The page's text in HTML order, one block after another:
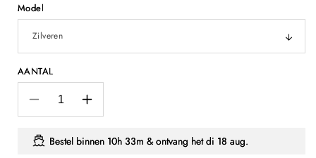
Model
AANTAL
Aantal
verlagen
voor
Hanger
Aantal
verhogen
voor
Hanger
Bestel binnen 10h 33m & ontvang hetdi 18 aug.